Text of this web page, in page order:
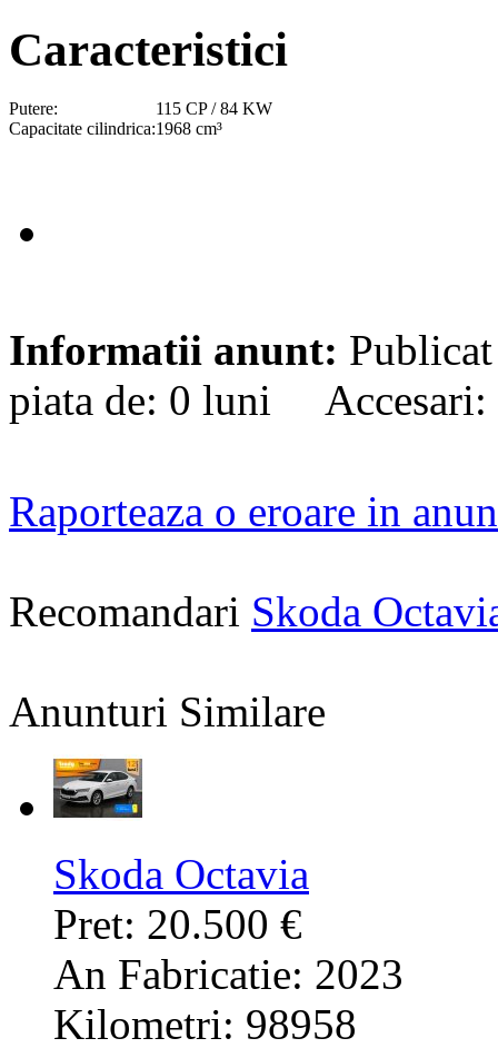
Caracteristici
Putere:
115 CP / 84 KW
Capacitate cilindrica:1968 cm³
Informatii anunt:
piata de: 0 luni Accesari:
Raporteaza o eroare in
Recomandari Skoda
Anunturi Similare
Skoda Octavia
Pret: 20.500 €
An Fabricatie: 2023
Kilometri: 98958